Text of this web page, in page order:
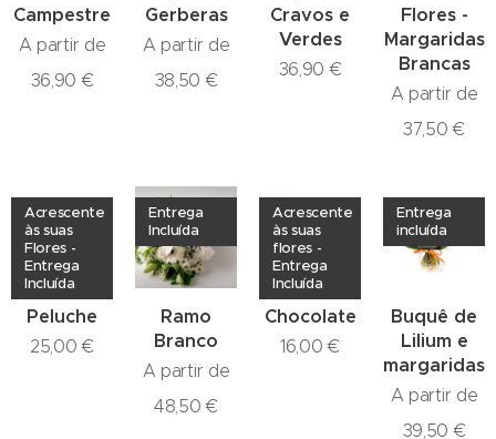
Campestre
A partir de
36,90 €
Gerberas
A partir de
38,50 €
Cravos e
Verdes
36,90 €
Flores -
Margaridas
Brancas
A partir de
37,50 €
Peluche
Acrescente
às suas
Flores -
Entrega
Incluída
25,00 €
Ramo
Branco
Entrega
Incluída
A partir de
48,50 €
Chocolate
Acrescente
às suas
flores -
Entrega
Incluída
16,00 €
Buquê de
Lilium e
margaridas
Entrega
incluída
A partir de
39,50 €